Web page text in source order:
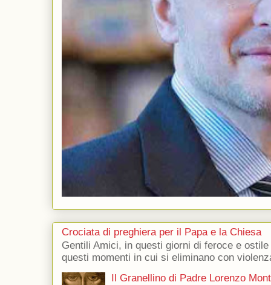
Crociata di preghiera per il Papa e la Chiesa
Gentili Amici, in questi giorni di feroce e
questi momenti in cui si eliminano con
Il Granellino di Padre Lorenzo